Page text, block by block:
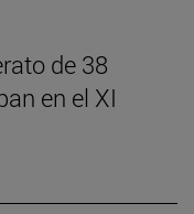
de 38
en el XI